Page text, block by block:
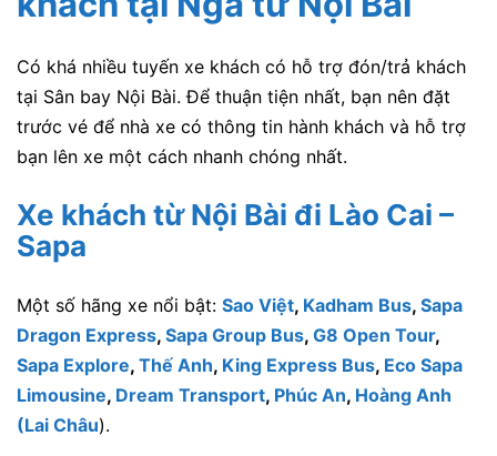
Có khá nhiều tuyến xe khách có hỗ trợ đón/trả khách
tại Sân bay Nội Bài. Để thuận tiện nhất, bạn nên đặt
trước vé để nhà xe có thông tin hành khách và hỗ trợ
bạn lên xe một cách nhanh chóng nhất.
Xe khách từ Nội Bài đi Lào Cai –
Sapa
Một số hãng xe nổi bật: Sao Việt, Kadham Bus, Sapa
Dragon Express, Sapa Group Bus, G8 Open Tour,
Sapa Explore, Thế Anh, King Express Bus, Eco Sapa
Limousine, Dream Transport, Phúc An, Hoàng Anh
(Lai Châu).